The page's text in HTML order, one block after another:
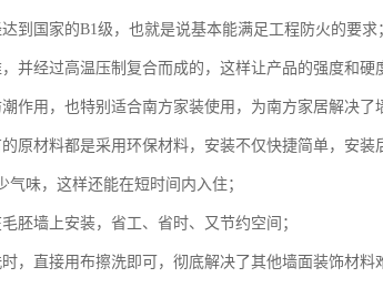
到国家的B1级，也就是说基本能满足工程防火的要求
并经过高温压制复合而成的，这样让产品的强度和硬
作用，也特别适合南方家装使用，为南方家居解决了
原材料都是采用环保材料，安装不仅快捷简单，安
气味，这样还能在短时间内入住；
胚墙上安装，省工、省时、又节约空间；
，直接用布擦洗即可，彻底解决了其他墙面装饰材